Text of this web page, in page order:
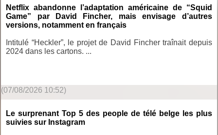
Netflix abandonne l’adaptation américaine de “Squid
Game” par David Fincher, mais envisage d’autres
versions, notamment en français
Intitulé “Heckler”, le projet de David Fincher traînait depuis
2024 dans les cartons. ...
(07/08/2026 10:52)
Le surprenant Top 5 des people de télé belge les plus
suivies sur Instagram